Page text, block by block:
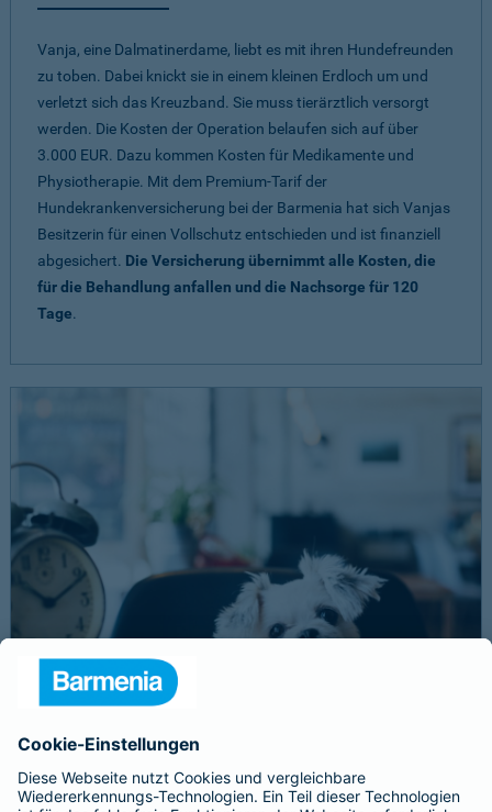
Vanja, eine Dalmatinerdame, liebt es mit ihren Hundefreunden
zu toben. Dabei knickt sie in einem kleinen Erdloch um und
verletzt sich das Kreuzband. Sie muss tierärztlich versorgt
werden. Die Kosten der Operation belaufen sich auf über
3.000 EUR. Dazu kommen Kosten für Medikamente und
Physiotherapie. Mit dem Premium-Tarif der
Hundekrankenversicherung bei der Barmenia hat sich Vanjas
Besitzerin für einen Vollschutz entschieden und ist finanziell
abgesichert. Die Versicherung übernimmt alle Kosten, die
für die Behandlung anfallen und die Nachsorge für 120
Tage.
Schnelle Notfallversorgung bei Ernstfällen